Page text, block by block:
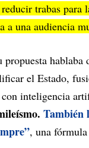
trabas
a una audiencia
propuesta
el Estado,
con inteligencia
También
, una